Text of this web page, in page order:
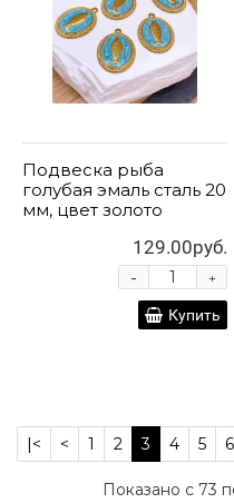
Подвеска рыба
голубая эмаль сталь 20
мм, цвет золото
129.00руб.
+
-
Купить
|< < 1 2 3 4 5 6
Показано с 73